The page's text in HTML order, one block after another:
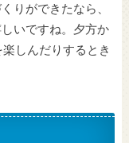
りができたなら、
いですね。夕方か
しんだりするとき